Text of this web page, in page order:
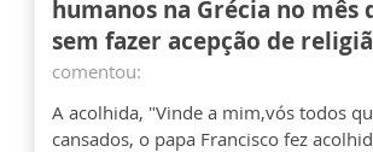
humanos na Grécia no mês
sem fazer acepção de
comentou:
A acolhida, "Vinde a mim,vós todos
cansados, o papa Francisco fez